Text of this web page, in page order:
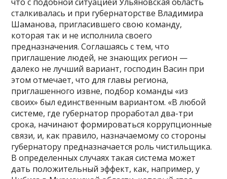
сталкивалась и при губернаторстве Владимира
Шаманова, пригласившего свою команду,
которая так и не исполнила своего
предназначения. Соглашаясь с тем, что
приглашение людей, не знающих регион —
далеко не лучший вариант, господин Васин при
этом отмечает, что для главы региона,
приглашенного извне, подбор команды «из
своих» был единственным вариантом. «В любой
системе, где губернатор проработал два-три
срока, начинают формироваться коррупционные
связи, и, как правило, назначаемому со стороны
губернатору предназначается роль чистильщика.
В определенных случаях такая система может
дать положительный эффект, как, например, у